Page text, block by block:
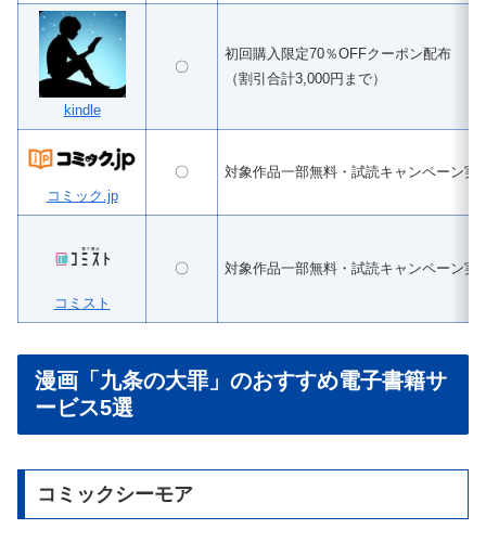
kindle
〇
初回購入限定70％OFFクーポン配布
（割引合計3,000円まで）
コミック.jp
〇 対象作品一部無料・試読キャンペーン実
コミスト
〇 対象作品一部無料・試読キャンペーン実
漫画「九条の大罪」のおすすめ電子書籍サ
ービス5選
コミックシーモア